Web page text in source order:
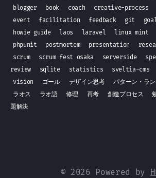
blogger
book coach creative-process
event
facilitation feedback git
howie guide
laos laravel linux mint
phpunit
postmortem presentation
scrum
scrum fest osaka serverside
review
sqlite statistics sveltia-cms
vision
ゴール デザイン思考 パターン・ラ
ラオス
ラオ語 修理 再考 創造プロセス
題解決
© 2026 Powered by